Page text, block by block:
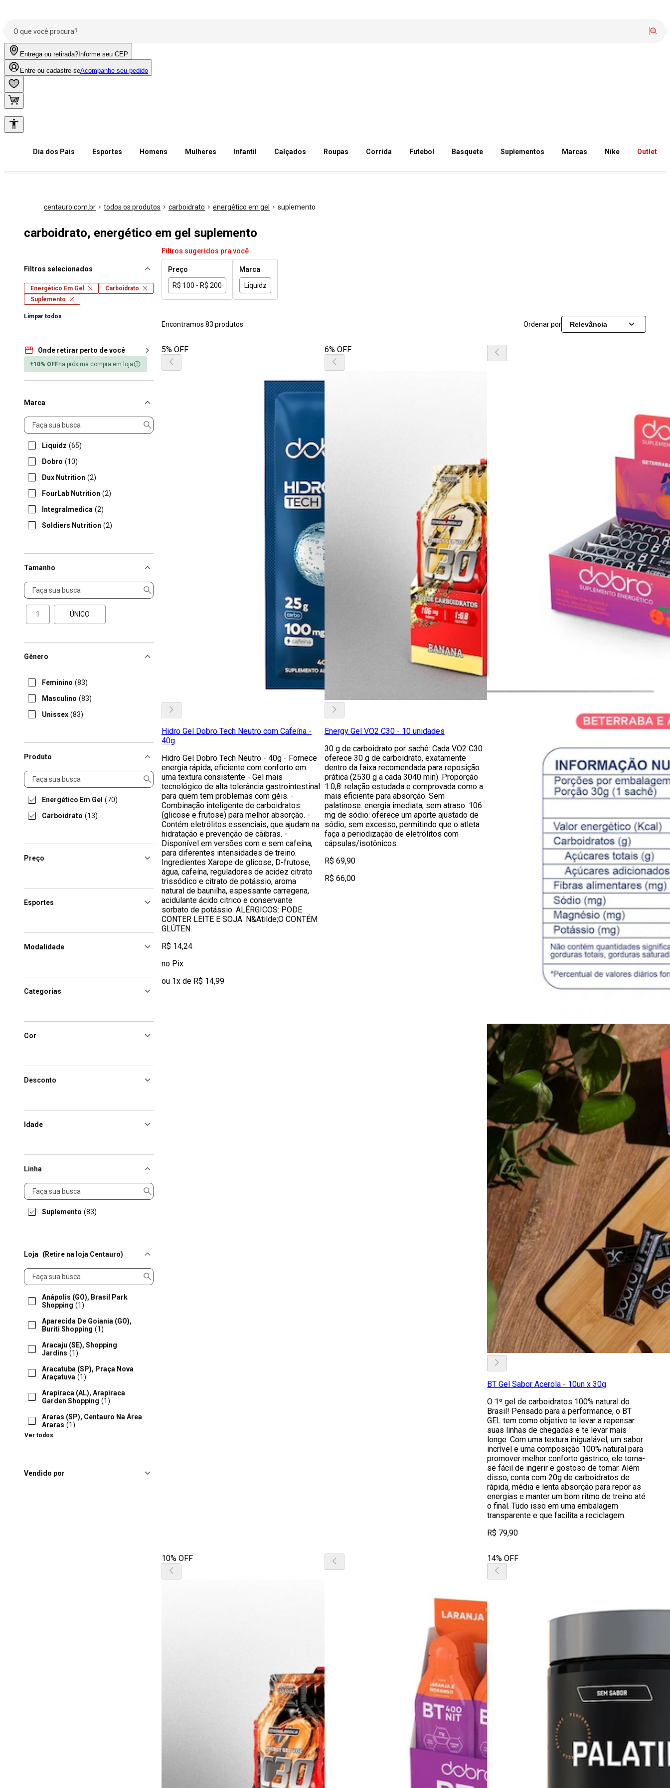
Entrega ou retirada? Informe seu CEP
Entre ou cadastre-seAcompanhe seu pedido
Dia dos Pais Esportes Homens Mulheres Infantil Calçados Roupas Corrida Futebol Basquete Suplementos Marcas Nike Outlet
centauro.com.br todos os produtos carboidrato energético em gel suplemento
carboidrato, energético em gel suplemento
Filtros selecionados
Energético Em Gel
Carboidrato
Suplemento
Limpar todos
Onde retirar perto de você
+10% OFFna próxima compra em loja
Marca
Marca
Liquidz (65)
Dobro (10)
Dux Nutrition (2)
FourLab Nutrition (2)
Integralmedica (2)
Soldiers Nutrition (2)
Tamanho
Tamanho
1 ÚNICO
Gênero
Feminino (83)
Masculino (83)
Unissex (83)
Produto
Produto
Energético Em Gel (70)
Carboidrato (13)
Preço
Esportes
Modalidade
Categorias
Cor
Desconto
Idade
Linha
Linha
Suplemento (83)
Loja (Retire na loja Centauro)
Loja
Anápolis (GO), Brasil Park
Shopping (1)
Aparecida De Goiania (GO),
Buriti Shopping (1)
Aracaju (SE), Shopping
Jardins (1)
Aracatuba (SP), Praça Nova
Araçatuva (1)
Arapiraca (AL), Arapiraca
Garden Shopping (1)
Araras (SP), Centauro Na Área
Araras (1)
Balneário Camboriú (SC),
Barueri (SP), Iguatemi
Ver todos
Vendido por
Filtros sugeridos pra você
Preço
R$ 100 - R$ 200
Marca
Liquidz
Encontramos 83 produtos Ordenar por Relevância
5% OFF
Hidro Gel Dobro Tech Neutro com Cafeína -
40g
Hidro Gel Dobro Tech Neutro - 40g - Fornece
energia rápida, eficiente com conforto em
uma textura consistente - Gel mais
tecnológico de alta tolerância gastrointestinal
para quem tem problemas com géis. -
Combinação inteligente de carboidratos
(glicose e frutose) para melhor absorção. -
Contém eletrólitos essenciais, que ajudam na
hidratação e prevenção de cãibras. -
Disponível em versões com e sem cafeína,
para diferentes intensidades de treino.
Ingredientes Xarope de glicose, D-frutose,
água, cafeína, reguladores de acidez citrato
trissódico e citrato de potássio, aroma
natural de baunilha, espessante carregena,
acidulante ácido citrico e conservante
sorbato de potássio. ALÉRGICOS: PODE
CONTER LEITE E SOJA. N&Atilde;O CONTÉM
GLÚTEN.
R$ 14,24
no Pix
ou 1x de R$ 14,99
6% OFF
Energy Gel VO2 C30 - 10 unidades
30 g de carboidrato por sachê: Cada VO2 C30
oferece 30 g de carboidrato, exatamente
dentro da faixa recomendada para reposição
prática (2530 g a cada 3040 min). Proporção
1:0,8: relação estudada e comprovada como a
mais eficiente para absorção. Sem
palatinose: energia imediata, sem atraso. 106
mg de sódio: oferece um aporte ajustado de
sódio, sem excesso, permitindo que o atleta
faça a periodização de eletrólitos com
cápsulas/isotônicos.
R$ 69,90
R$ 66,00
BT Gel Sabor Acerola - 10un x 30g
O 1º gel de carboidratos 100% natural do
Brasil! Pensado para a performance, o BT
GEL tem como objetivo te levar a repensar
suas linhas de chegadas e te levar mais
longe. Com uma textura inigualável, um sabor
incrível e uma composição 100% natural para
promover melhor conforto gástrico, ele torna-
se fácil de ingerir e gostoso de tomar. Além
disso, conta com 20g de carboidratos de
rápida, média e lenta absorção para repor as
energias e manter um bom ritmo de treino até
o final. Tudo isso em uma embalagem
transparente e que facilita a reciclagem.
R$ 79,90
10% OFF 14% OFF